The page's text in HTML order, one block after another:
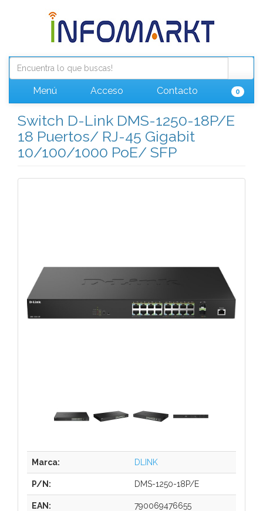
Menú Acceso Contacto 0
Switch D-Link DMS-1250-18P/E
18 Puertos/ RJ-45 Gigabit
10/100/1000 PoE/ SFP
Marca: DLINK
P/N: DMS-1250-18P/E
EAN: 790069476655